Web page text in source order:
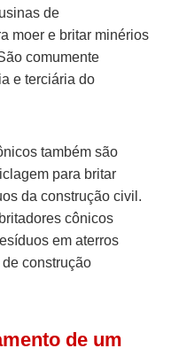
de
moer e britar minérios
comumente
e terciária do
também são
para britar
da construção civil.
cônicos
em aterros
construção
de um